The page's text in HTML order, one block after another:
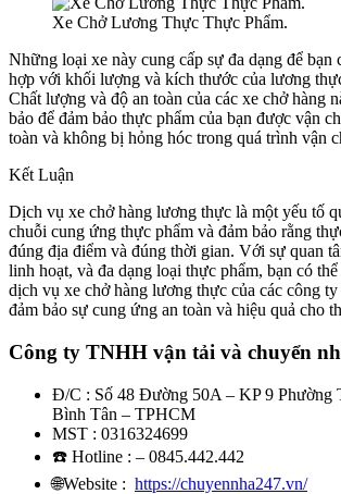
Xe Chở Lương Thực Thực Phẩm.
Những loại xe này cung cấp sự đa dạng để bạn
hợp với khối lượng và kích thước của lương
Chất lượng và độ an toàn của các xe chở hàng
bảo để đảm bảo thực phẩm của bạn được vận
toàn và không bị hỏng hóc trong quá trình vận
Kết Luận
Dịch vụ xe chở hàng lương thực là một yếu tố
chuỗi cung ứng thực phẩm và đảm bảo rằng
đúng địa điểm và đúng thời gian. Với sự quan
linh hoạt, và đa dạng loại thực phẩm, bạn có
dịch vụ xe chở hàng lương thực của các công
đảm bảo sự cung ứng an toàn và hiệu quả cho
Công ty TNHH vận tải và chuyển
Đ/C : Số 48 Đường 50A – KP 9 Phường
Bình Tân – TPHCM
MST : 0316324699
☎️ Hotline : – 0845.442.442
🌐Website : https://chuyennha247.vn/